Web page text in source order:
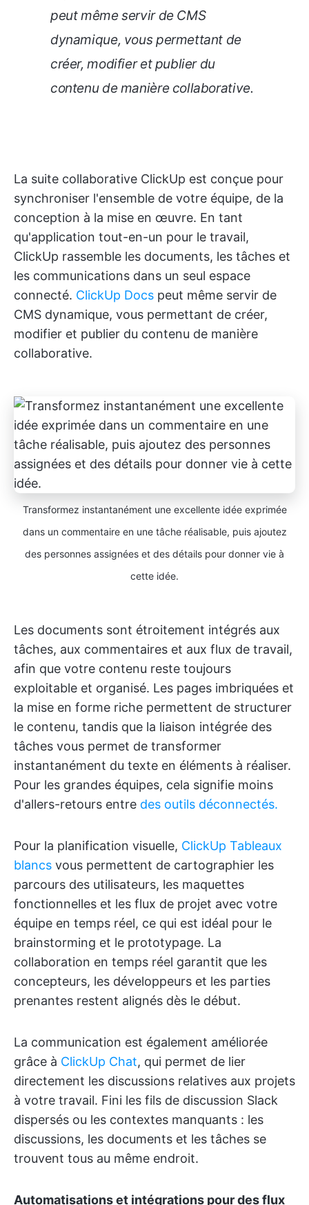
peut même servir de CMS
dynamique, vous permettant de
créer, modifier et publier du
contenu de manière collaborative.
La suite collaborative ClickUp est conçue pour
synchroniser l'ensemble de votre équipe, de la
conception à la mise en œuvre. En tant
qu'application tout-en-un pour le travail,
ClickUp rassemble les documents, les tâches et
les communications dans un seul espace
connecté. ClickUp Docs peut même servir de
CMS dynamique, vous permettant de créer,
modifier et publier du contenu de manière
collaborative.
Transformez instantanément une excellente idée exprimée
dans un commentaire en une tâche réalisable, puis ajoutez
des personnes assignées et des détails pour donner vie à
cette idée.
Les documents sont étroitement intégrés aux
tâches, aux commentaires et aux flux de travail,
afin que votre contenu reste toujours
exploitable et organisé. Les pages imbriquées et
la mise en forme riche permettent de structurer
le contenu, tandis que la liaison intégrée des
tâches vous permet de transformer
instantanément du texte en éléments à réaliser.
Pour les grandes équipes, cela signifie moins
d'allers-retours entre des outils déconnectés.
Pour la planification visuelle, ClickUp Tableaux
blancs vous permettent de cartographier les
parcours des utilisateurs, les maquettes
fonctionnelles et les flux de projet avec votre
équipe en temps réel, ce qui est idéal pour le
brainstorming et le prototypage. La
collaboration en temps réel garantit que les
concepteurs, les développeurs et les parties
prenantes restent alignés dès le début.
La communication est également améliorée
grâce à ClickUp Chat, qui permet de lier
directement les discussions relatives aux projets
à votre travail. Fini les fils de discussion Slack
dispersés ou les contextes manquants : les
discussions, les documents et les tâches se
trouvent tous au même endroit.
Automatisations et intégrations pour des flux